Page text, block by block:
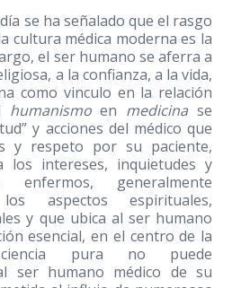
se ha señalado que el rasgo
cultura médica moderna es la
el ser humano se aferra a
a la confianza, a la vida,
como vinculo en la relación
humanismoen medicina se
y acciones del médico que
y respeto por su paciente,
los intereses, inquietudes y
generalmente
aspectos espirituales,
y que ubica al ser humano
esencial, en el centro de la
pura no puede
ser humano médico de su